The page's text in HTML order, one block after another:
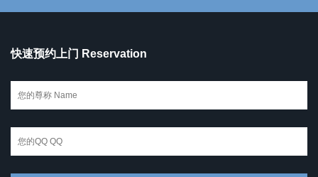
快速预约上门 Reservation